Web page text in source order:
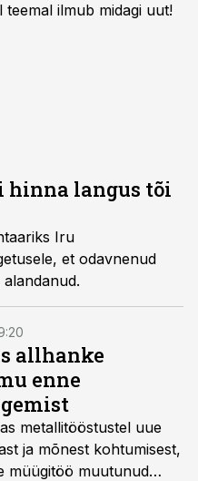
teemal ilmub midagi uut!
hinna langus tõi
Iru
et odavnenud
allhanke
enne
metallitööstustel uue
ja mõnest kohtumisest,
müügitöö muutunud